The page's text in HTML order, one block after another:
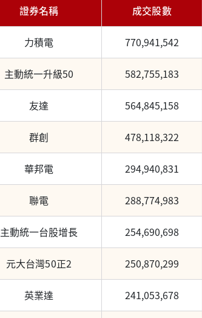
證券名稱 成交股數
力積電 770,941,542
主動統一升級50 582,755,183
友達 564,845,158
群創 478,118,322
華邦電 294,940,831
聯電 288,774,983
主動統一台股增長 254,690,698
元大台灣50正2 250,870,299
英業達 241,053,678